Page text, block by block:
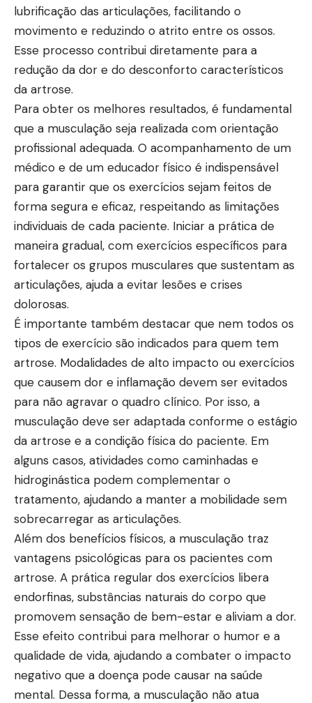
lubrificação das articulações, facilitando o
movimento e reduzindo o atrito entre os ossos.
Esse processo contribui diretamente para a
redução da dor e do desconforto característicos
da artrose.
Para obter os melhores resultados, é fundamental
que a musculação seja realizada com orientação
profissional adequada. O acompanhamento de um
médico e de um educador físico é indispensável
para garantir que os exercícios sejam feitos de
forma segura e eficaz, respeitando as limitações
individuais de cada paciente. Iniciar a prática de
maneira gradual, com exercícios específicos para
fortalecer os grupos musculares que sustentam as
articulações, ajuda a evitar lesões e crises
dolorosas.
É importante também destacar que nem todos os
tipos de exercício são indicados para quem tem
artrose. Modalidades de alto impacto ou exercícios
que causem dor e inflamação devem ser evitados
para não agravar o quadro clínico. Por isso, a
musculação deve ser adaptada conforme o estágio
da artrose e a condição física do paciente. Em
alguns casos, atividades como caminhadas e
hidroginástica podem complementar o
tratamento, ajudando a manter a mobilidade sem
sobrecarregar as articulações.
Além dos benefícios físicos, a musculação traz
vantagens psicológicas para os pacientes com
artrose. A prática regular dos exercícios libera
endorfinas, substâncias naturais do corpo que
promovem sensação de bem-estar e aliviam a dor.
Esse efeito contribui para melhorar o humor e a
qualidade de vida, ajudando a combater o impacto
negativo que a doença pode causar na saúde
mental. Dessa forma, a musculação não atua